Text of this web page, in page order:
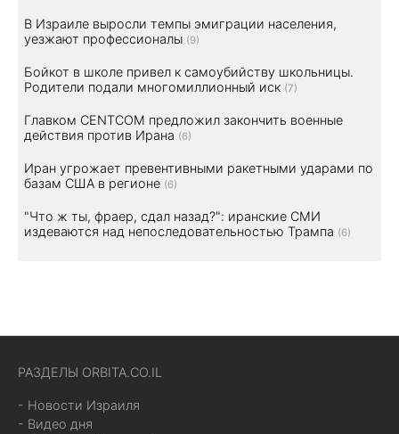
В Израиле выросли темпы эмиграции населения,
уезжают профессионалы (9)
Бойкот в школе привел к самоубийству школьницы.
Родители подали многомиллионный иск (7)
Главком CENTCOM предложил закончить военные
действия против Ирана (6)
Иран угрожает превентивными ракетными ударами по
базам США в регионе (6)
"Что ж ты, фраер, сдал назад?": иранские СМИ
издеваются над непоследовательностью Трампа (6)
РАЗДЕЛЫ ORBITA.CO.IL
- Новости Израиля
- Видео дня